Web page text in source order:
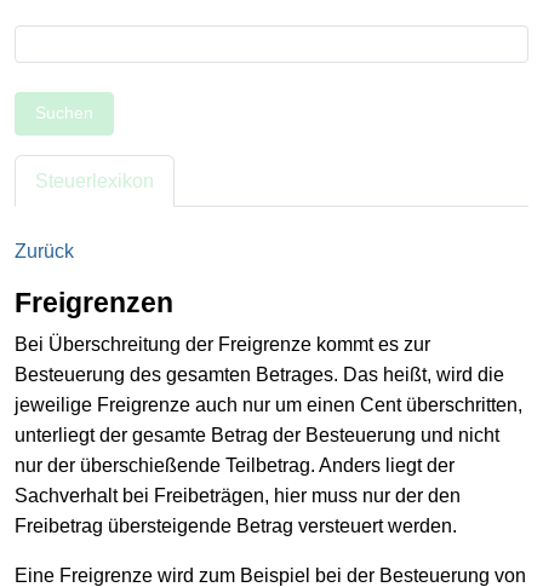
Suchen
Steuerlexikon
Zurück
Freigrenzen
Bei Überschreitung der Freigrenze kommt es zur
Besteuerung des gesamten Betrages. Das heißt, wird die
jeweilige Freigrenze auch nur um einen Cent überschritten,
unterliegt der gesamte Betrag der Besteuerung und nicht
nur der überschießende Teilbetrag. Anders liegt der
Sachverhalt bei Freibeträgen, hier muss nur der den
Freibetrag übersteigende Betrag versteuert werden.
Eine Freigrenze wird zum Beispiel bei der Besteuerung von